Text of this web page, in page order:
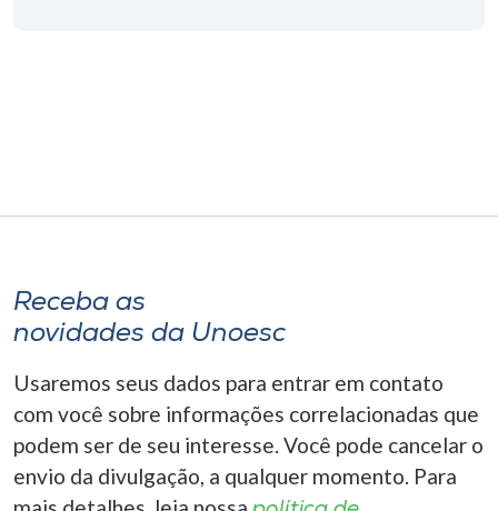
Receba as
novidades da Unoesc
Usaremos seus dados para entrar em contato
com você sobre informações correlacionadas que
podem ser de seu interesse. Você pode cancelar o
envio da divulgação, a qualquer momento. Para